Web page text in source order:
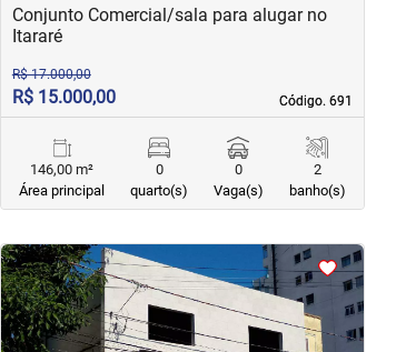
Código. 691
Código. 691
Conjunto Comercial/sala para alugar no
Itararé
R$ 17.000,00
R$ 15.000,00
146,00 m²
Área principal
0
quarto(s)
0
Vaga(s)
2
banho(s)
<<<<